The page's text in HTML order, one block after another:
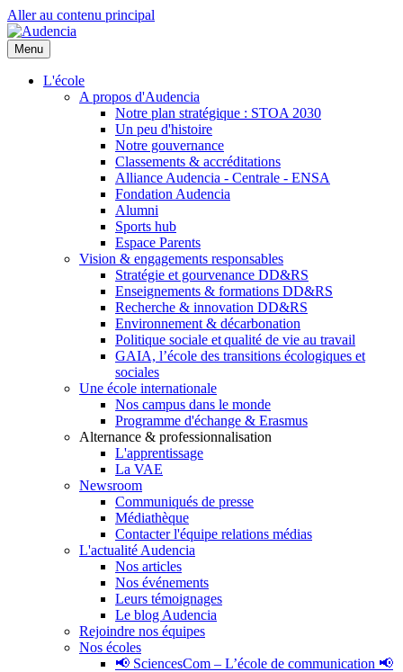
Aller au contenu principal
Menu
L'école
A propos d'Audencia
Notre plan stratégique : STOA 2030
Un peu d'histoire
Notre gouvernance
Classements & accréditations
Alliance Audencia - Centrale - ENSA
Fondation Audencia
Alumni
Sports hub
Espace Parents
Vision & engagements responsables
Stratégie et gourvenance DD&RS
Enseignements & formations DD&RS
Recherche & innovation DD&RS
Environnement & décarbonation
Politique sociale et qualité de vie au travail
GAIA, l’école des transitions écologiques et
sociales
Une école internationale
Nos campus dans le monde
Programme d'échange & Erasmus
Alternance & professionnalisation
L'apprentissage
La VAE
Newsroom
Communiqués de presse
Médiathèque
Contacter l'équipe relations médias
L'actualité Audencia
Nos articles
Nos événements
Leurs témoignages
Le blog Audencia
Rejoindre nos équipes
Nos écoles
📢 SciencesCom – L’école de communication 📢